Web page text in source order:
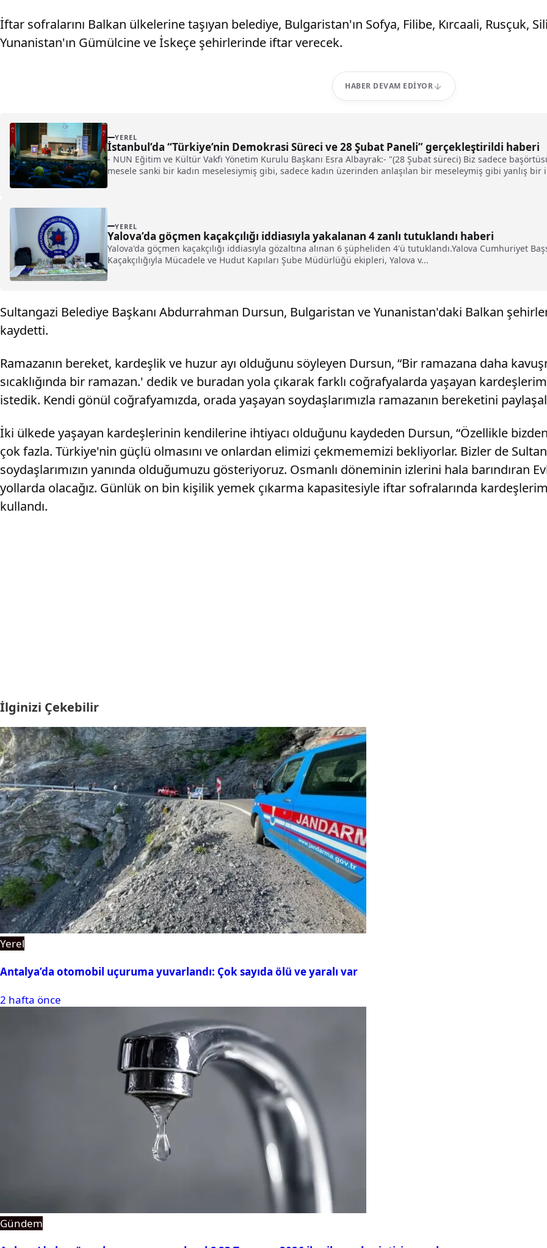
İftar sofralarını Balkan ülkelerine taşıyan belediye, Bulgaristan'ın Sofya, Filibe, Kırcaali, Rusçuk,
Yunanistan'ın Gümülcine ve İskeçe şehirlerinde iftar verecek.
HABER DEVAM EDIYOR
YEREL
İstanbul’da “Türkiye’nin Demokrasi Süreci ve 28 Şubat Paneli” gerçekleştirildi haberi
- NUN Eğitim ve Kültür Vakfı Yönetim Kurulu Başkanı Esra Albayrak:- "(28 Şubat süreci) Biz sadece
mesele sanki bir kadın meselesiymiş gibi, sadece kadın üzerinden anlaşılan bir meseleymiş gibi yanlış bir
YEREL
Yalova’da göçmen kaçakçılığı iddiasıyla yakalanan 4 zanlı tutuklandı haberi
Yalova'da göçmen kaçakçılığı iddiasıyla gözaltına alınan 6 şüpheliden 4'ü tutuklandı.Yalova Cumhuriyet
Kaçakçılığıyla Mücadele ve Hudut Kapıları Şube Müdürlüğü ekipleri, Yalova v...
Sultangazi Belediye Başkanı Abdurrahman Dursun, Bulgaristan ve Yunanistan'daki Balkan
kaydetti.
Ramazanın bereket, kardeşlik ve huzur ayı olduğunu söyleyen Dursun, “Bir ramazana daha
sıcaklığında bir ramazan.' dedik ve buradan yola çıkarak farklı coğrafyalarda yaşayan
istedik. Kendi gönül coğrafyamızda, orada yaşayan soydaşlarımızla ramazanın bereketini
İki ülkede yaşayan kardeşlerinin kendilerine ihtiyacı olduğunu kaydeden Dursun, “Özellikle
çok fazla. Türkiye'nin güçlü olmasını ve onlardan elimizi çekmememizi bekliyorlar. Bizler de
soydaşlarımızın yanında olduğumuzu gösteriyoruz. Osmanlı döneminin izlerini hala barındıran
yollarda olacağız. Günlük on bin kişilik yemek çıkarma kapasitesiyle iftar sofralarında
kullandı.
İlginizi Çekebilir
Yerel
Antalya’da otomobil uçuruma yuvarlandı: Çok sayıda ölü ve yaralı var
2 hafta önce
Gündem